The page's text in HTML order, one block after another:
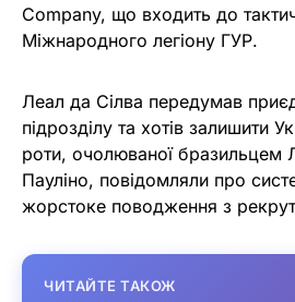
Company, що входить до
Міжнародного легіону ГУР.
Леал да Сілва передумав
підрозділу та хотів залишити
роти, очолюваної бразильцем
Пауліно, повідомляли про
жорстоке поводження з
ЧИТАЙТЕ ТАКОЖ